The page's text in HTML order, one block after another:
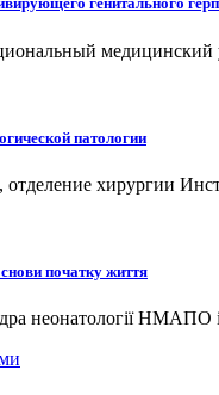
медицинский
патологии
хирургии
початку життя
неонатології